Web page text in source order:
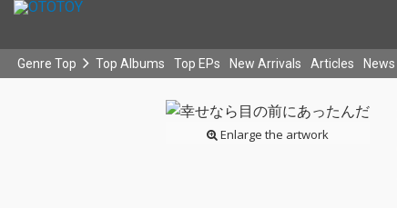
Genre Top Top Albums Top EPs New Arrivals Articles News
Enlarge the artwork